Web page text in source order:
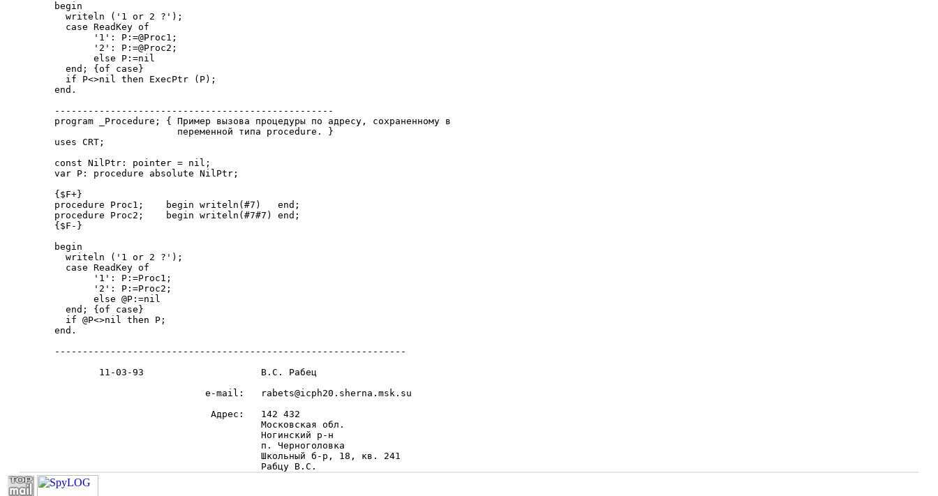
begin
  writeln ('1 or 2 ?');
  case ReadKey of
       '1': P:=@Proc1;
       '2': P:=@Proc2;
       else P:=nil
  end; {of case}
  if P<>nil then ExecPtr (P);
end.
--------------------------------------------------
program _Procedure; { Пример вызова процедуры по адресу, сохраненному в
                      переменной типа procedure. }
uses CRT;
const NilPtr: pointer = nil;
var P: procedure absolute NilPtr;
{$F+}
procedure Proc1;    begin writeln(#7)   end;
procedure Proc2;    begin writeln(#7#7) end;
{$F-}
begin
  writeln ('1 or 2 ?');
  case ReadKey of
       '1': P:=Proc1;
       '2': P:=Proc2;
       else @P:=nil
  end; {of case}
  if @P<>nil then P;
end.
---------------------------------------------------------------
        11-03-93                     В.С. Рабец
                           e-mail:   rabets@icph20.sherna.msk.su
                            Адрес:   142 432
                                     Московская обл.
                                     Ногинский р-н
                                     п. Черноголовка
                                     Школьный б-р, 18, кв. 241
                                     Рабцу В.С.